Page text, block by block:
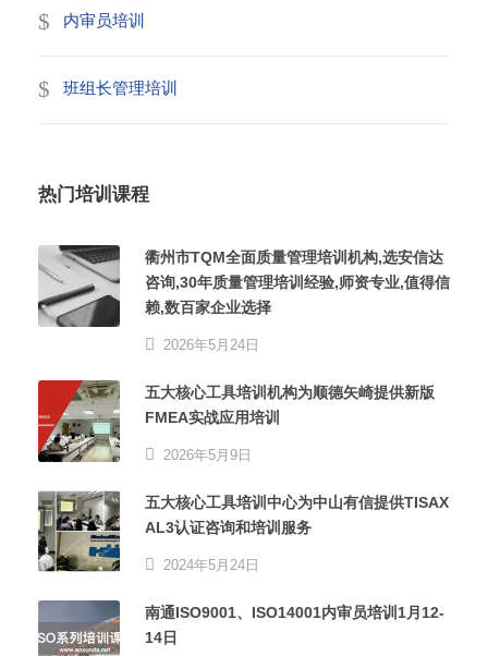
内审员培训
班组长管理培训
热门培训课程
衢州市TQM全面质量管理培训机构,选安信达
咨询,30年质量管理培训经验,师资专业,值得信
赖,数百家企业选择
2026年5月24日
五大核心工具培训机构为顺德矢崎提供新版
FMEA实战应用培训
2026年5月9日
五大核心工具培训中心为中山有信提供TISAX
AL3认证咨询和培训服务
2024年5月24日
南通ISO9001、ISO14001内审员培训1月12-
14日